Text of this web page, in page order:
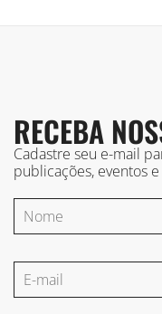
RECEBA
Cadastre seu e-mail
publicações, eventos